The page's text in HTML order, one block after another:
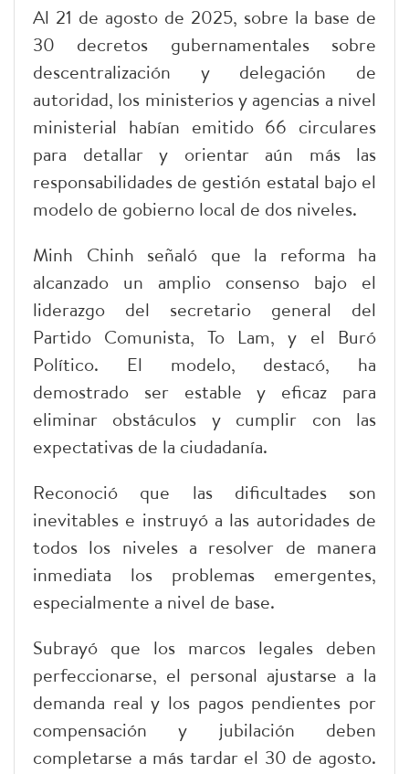
Al 21 de agosto de 2025, sobre la base de
30 decretos gubernamentales sobre
descentralización y delegación de
autoridad, los ministerios y agencias a nivel
ministerial habían emitido 66 circulares
para detallar y orientar aún más las
responsabilidades de gestión estatal bajo el
modelo de gobierno local de dos niveles.
Minh Chinh señaló que la reforma ha
alcanzado un amplio consenso bajo el
liderazgo del secretario general del
Partido Comunista, To Lam, y el Buró
Político. El modelo, destacó, ha
demostrado ser estable y eficaz para
eliminar obstáculos y cumplir con las
expectativas de la ciudadanía.
Reconoció que las dificultades son
inevitables e instruyó a las autoridades de
todos los niveles a resolver de manera
inmediata los problemas emergentes,
especialmente a nivel de base.
Subrayó que los marcos legales deben
perfeccionarse, el personal ajustarse a la
demanda real y los pagos pendientes por
compensación y jubilación deben
completarse a más tardar el 30 de agosto.